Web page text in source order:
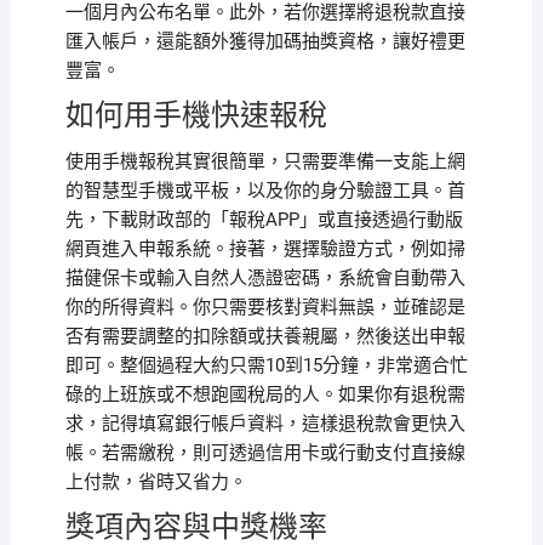
一個月內公布名單。此外，若你選擇將退稅款直接
匯入帳戶，還能額外獲得加碼抽獎資格，讓好禮更
豐富。
如何用手機快速報稅
使用手機報稅其實很簡單，只需要準備一支能上網
的智慧型手機或平板，以及你的身分驗證工具。首
先，下載財政部的「報稅APP」或直接透過行動版
網頁進入申報系統。接著，選擇驗證方式，例如掃
描健保卡或輸入自然人憑證密碼，系統會自動帶入
你的所得資料。你只需要核對資料無誤，並確認是
否有需要調整的扣除額或扶養親屬，然後送出申報
即可。整個過程大約只需10到15分鐘，非常適合忙
碌的上班族或不想跑國稅局的人。如果你有退稅需
求，記得填寫銀行帳戶資料，這樣退稅款會更快入
帳。若需繳稅，則可透過信用卡或行動支付直接線
上付款，省時又省力。
獎項內容與中獎機率